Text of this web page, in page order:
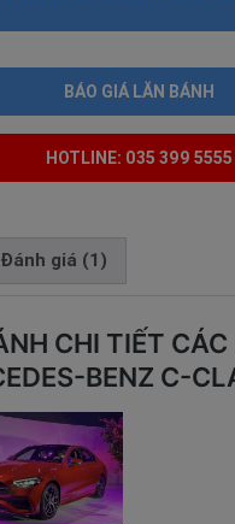
BÁO GIÁ LĂN BÁNH
HOTLINE: 035 399 5555
Đánh giá (1)